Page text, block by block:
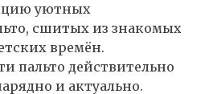
уютных
сшитых из знакомых
времён.
пальто действительно
и актуально.